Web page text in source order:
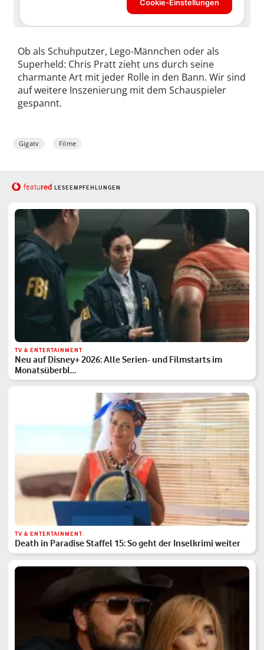
Ob als Schuhputzer, Lego-Männchen oder als
Superheld: Chris Pratt zieht uns durch seine
charmante Art mit jeder Rolle in den Bann. Wir sind
auf weitere Inszenierung mit dem Schauspieler
gespannt.
Gigatv Filme
featured LESEEMPFEHLUNGEN
TV & ENTERTAINMENT
Neu auf Disney+ 2026: Alle Serien- und Filmstarts im
Monatsüberbl…
TV & ENTERTAINMENT
Death in Paradise Staffel 15: So geht der Inselkrimi weiter